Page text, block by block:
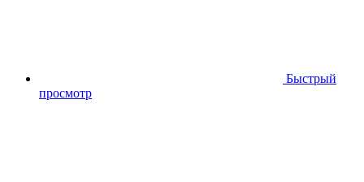
Быстрый
просмотр